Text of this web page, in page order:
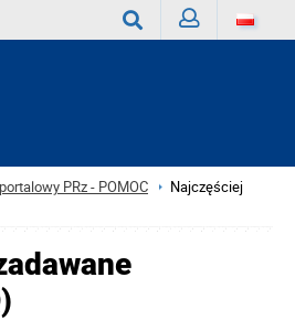
PRz - POMOC
Najczęściej